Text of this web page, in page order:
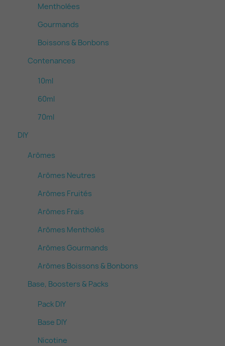
Mentholées
Gourmands
Boissons & Bonbons
Contenances
10ml
60ml
70ml
DIY
Arômes
Arômes Neutres
Arômes Fruités
Arômes Frais
Arômes Mentholés
Arômes Gourmands
Arômes Boissons & Bonbons
Base, Boosters & Packs
Pack DIY
Base DIY
Nicotine